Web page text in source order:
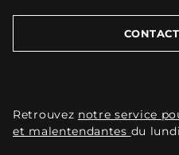
Retrouvez notre service
et malentendantes du